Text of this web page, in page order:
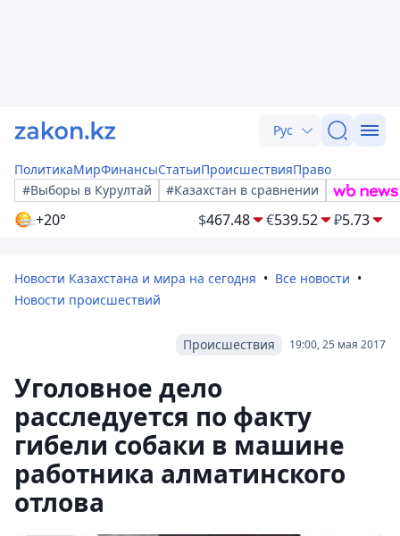
Рус
ПолитикаМирФинансыСтатьиПроисшествияПраво
#Выборы в Курултай
#Казахстан в сравнении
+20° $467.48 €539.52 ₽5.73
Новости Казахстана и мира на сегодня
Все новости
Новости происшествий
19:00, 25 мая 2017
Происшествия
Уголовное дело
расследуется по факту
гибели собаки в машине
работника алматинского
отлова